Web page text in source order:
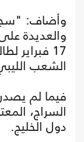
وأضاف: "سجل
والعديدة
17
الشعب
فيما لم
السراج،
دول الخليج.